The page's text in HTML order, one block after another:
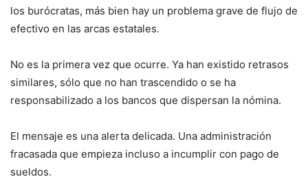
los burócratas, más bien hay un problema grave de flujo de
efectivo en las arcas estatales.
No es la primera vez que ocurre. Ya han existido retrasos
similares, sólo que no han trascendido o se ha
responsabilizado a los bancos que dispersan la nómina.
El mensaje es una alerta delicada. Una administración
fracasada que empieza incluso a incumplir con pago de
sueldos.